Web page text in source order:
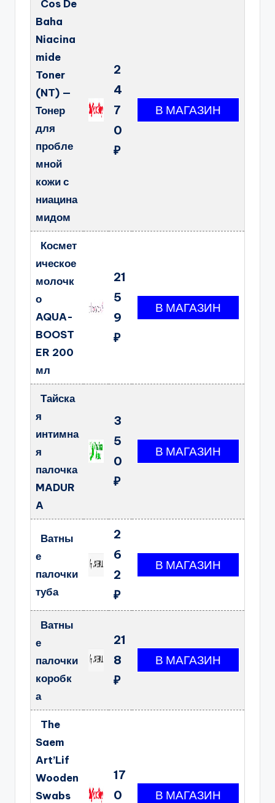
Cos De
Baha
Niacina
mide
Toner
(NT) —
Тонер
для
пробле
мной
кожи с
ниацина
мидом
2
4
7
0
₽
Космет
ическое
молочк
о
AQUA-
BOOST
ER 200
мл
21
5
9
₽
Тайска
я
интимна
я
палочка
MADUR
A
3
5
0
₽
Ватны
е
палочки
туба
2
6
2
₽
Ватны
е
палочки
коробк
а
21
8
₽
The
Saem
Art’Lif
Wooden
Swabs
17
0